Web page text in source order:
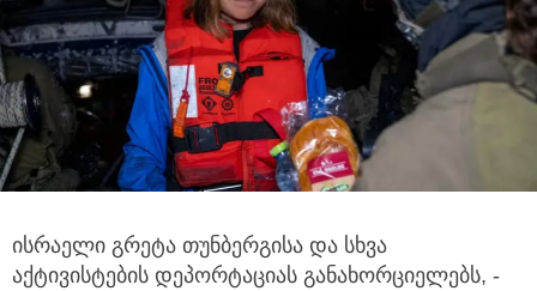
ისრაელი გრეტა თუნბერგისა და სხვა
აქტივისტების დეპორტაციას განახორციელებს, -